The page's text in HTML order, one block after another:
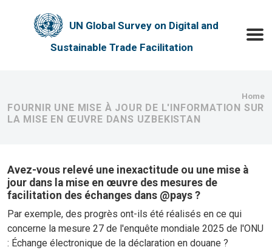
UN Global Survey on Digital and
Sustainable Trade Facilitation
Home
FOURNIR UNE MISE À JOUR DE L'INFORMATION SUR
LA MISE EN ŒUVRE DANS UZBEKISTAN
Avez-vous relevé une inexactitude ou une mise à
jour dans la mise en œuvre des mesures de
facilitation des échanges dans @pays ?
Par exemple, des progrès ont-ils été réalisés en ce qui
concerne la mesure 27 de l'enquête mondiale 2025 de l'ONU
: Échange électronique de la déclaration en douane ?